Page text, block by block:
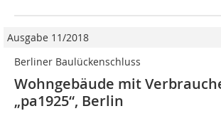
Ausgabe 11/2018
Berliner Baulückenschluss
Wohngebäude mit
„pa1925“, Berlin